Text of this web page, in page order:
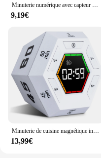
9,19€
13,99€